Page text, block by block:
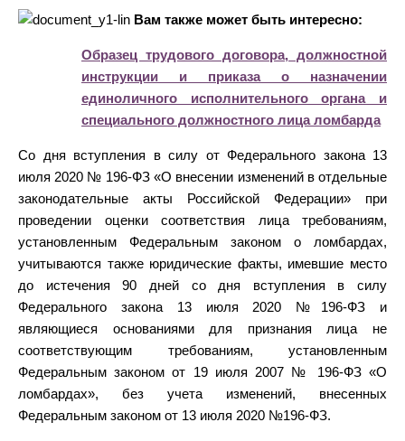
Вам также может быть интересно:
Образец трудового договора, должностной
инструкции и приказа о назначении
единоличного исполнительного органа и
специального должностного лица ломбарда
Со дня вступления в силу от Федерального закона 13
июля 2020 № 196-ФЗ «О внесении изменений в отдельные
законодательные акты Российской Федерации» при
проведении оценки соответствия лица требованиям,
установленным Федеральным законом о ломбардах,
учитываются также юридические факты, имевшие место
до истечения 90 дней со дня вступления в силу
Федерального закона 13 июля 2020 №196-ФЗ и
являющиеся основаниями для признания лица не
соответствующим требованиям, установленным
Федеральным законом от 19 июля 2007 № 196-ФЗ «О
ломбардах», без учета изменений, внесенных
Федеральным законом от 13 июля 2020 №196-ФЗ.